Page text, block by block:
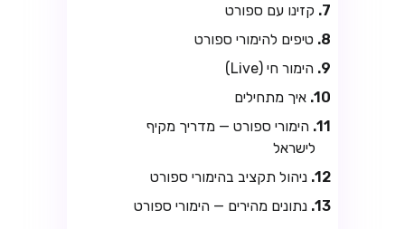
קזינו עם ספורט
טיפים להימורי ספורט
הימור חי (Live)
איך מתחילים
הימורי ספורט — מדריך מקיף
לישראל
ניהול תקציב בהימורי ספורט
נתונים מהירים — הימורי ספורט